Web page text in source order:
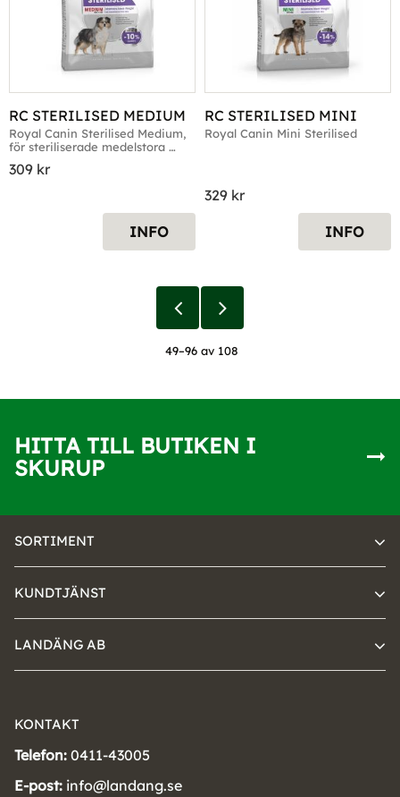
RC STERILISED MEDIUM
Royal Canin Sterilised Medium,
för steriliserade medelstora
309 kr
INFO
RC STERILISED MINI
Royal Canin Mini Sterilised
329 kr
INFO
49–96 av 108
HITTA TILL BUTIKEN I
SKURUP
SORTIMENT
KUNDTJÄNST
LANDÄNG AB
KONTAKT
Telefon: 0411-43005
E-post: info@landang.se